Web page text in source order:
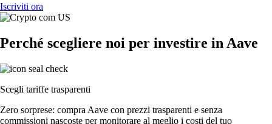
Iscriviti ora
Perché scegliere noi per investire in Aave
Scegli tariffe trasparenti
Zero sorprese: compra Aave con prezzi trasparenti e senza
commissioni nascoste per monitorare al meglio i costi del tuo